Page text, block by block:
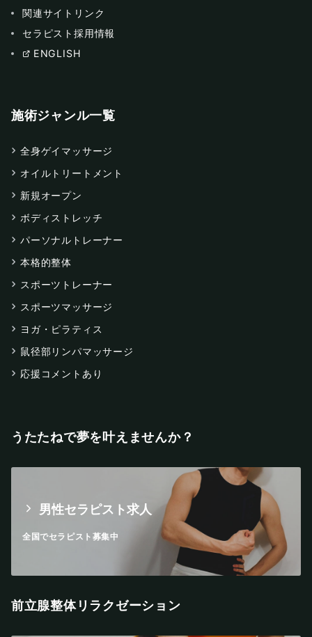
関連サイトリンク
セラピスト採用情報
ENGLISH
施術ジャンル一覧
全身ゲイマッサージ
オイルトリートメント
新規オープン
ボディストレッチ
パーソナルトレーナー
本格的整体
スポーツトレーナー
スポーツマッサージ
ヨガ・ピラティス
鼠径部リンパマッサージ
応援コメントあり
うたたねで夢を叶えませんか？
男性セラピスト求人
全国でセラピスト募集中
前立腺整体リラクゼーション